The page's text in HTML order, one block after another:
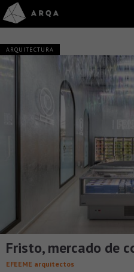
ARQUITECTURA
Fristo, mercado de
EFEEME arquitectos